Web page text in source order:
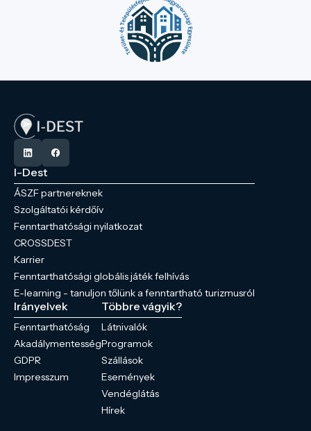
I-Dest
ÁSZF partnereknek
Szolgáltatói kérdőív
Fenntarthatósági nyilatkozat
CROSSDEST
Karrier
Fenntarthatósági globális játék felhívás
E-learning - tanuljon tőlünk a fenntartható turizmusról
Irányelvek
Fenntarthatóság
Akadálymentesség
GDPR
Impresszum
Többre vágyik?
Látnivalók
Programok
Szállások
Események
Vendéglátás
Hírek